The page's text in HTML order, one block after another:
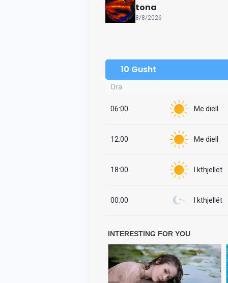
tona
8/8/2026
10 Gusht
Ora
06:00 Me diell
12:00 Me diell
18:00 I kthjellët
00:00 I kthjellët